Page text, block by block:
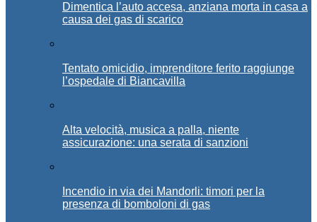
Dimentica l’auto accesa, anziana morta in casa a
causa dei gas di scarico
Tentato omicidio, imprenditore ferito raggiunge
l’ospedale di Biancavilla
Alta velocità, musica a palla, niente
assicurazione: una serata di sanzioni
Incendio in via dei Mandorli: timori per la
presenza di bomboloni di gas